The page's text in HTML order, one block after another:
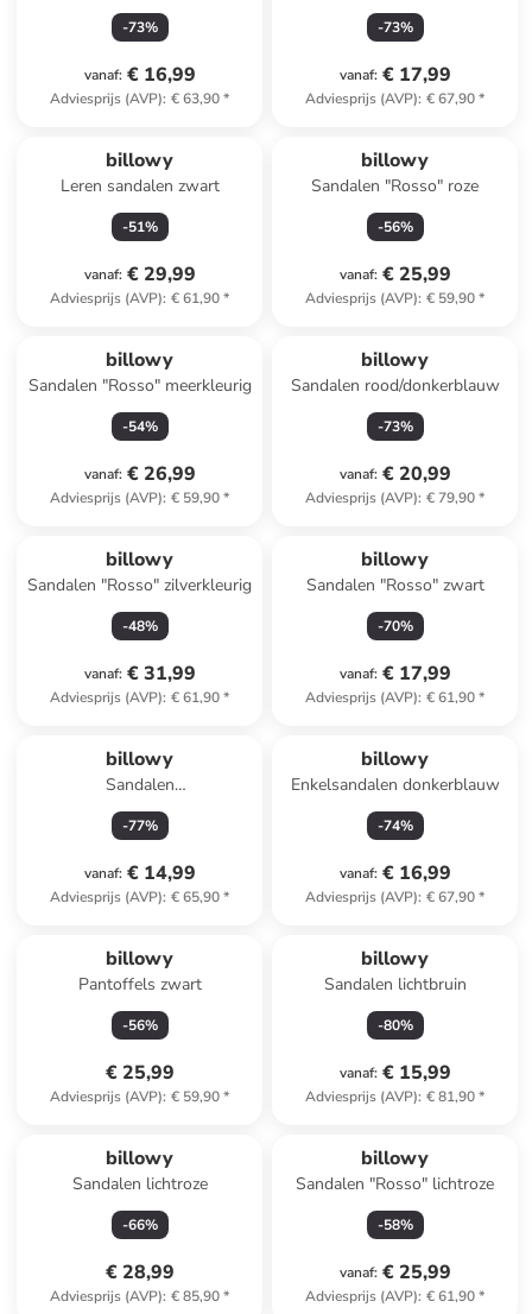
-73%
vanaf: € 16,99
Adviesprijs (AVP): € 63,90*
-73%
vanaf: € 17,99
Adviesprijs (AVP): € 67,90*
billowy
Leren sandalen zwart
-51%
vanaf: € 29,99
Adviesprijs (AVP): € 61,90*
billowy
Sandalen "Rosso" roze
-56%
vanaf: € 25,99
Adviesprijs (AVP): € 59,90*
billowy
Sandalen "Rosso" meerkleurig
-54%
vanaf: € 26,99
Adviesprijs (AVP): € 59,90*
billowy
Sandalen rood/donkerblauw
-73%
vanaf: € 20,99
Adviesprijs (AVP): € 79,90*
billowy
Sandalen "Rosso" zilverkleurig
-48%
vanaf: € 31,99
Adviesprijs (AVP): € 61,90*
billowy
Sandalen "Rosso" zwart
-70%
vanaf: € 17,99
Adviesprijs (AVP): € 61,90*
billowy
Sandalen
zilverkleurig/meerkleurig
-77%
vanaf: € 14,99
Adviesprijs (AVP): € 65,90*
billowy
Enkelsandalen donkerblauw
-74%
vanaf: € 16,99
Adviesprijs (AVP): € 67,90*
billowy
Pantoffels zwart
-56%
€ 25,99
Adviesprijs (AVP): € 59,90*
billowy
Sandalen lichtbruin
-80%
vanaf: € 15,99
Adviesprijs (AVP): € 81,90*
billowy
Sandalen lichtroze
-66%
€ 28,99
Adviesprijs (AVP): € 85,90*
billowy
Sandalen "Rosso" lichtroze
-58%
vanaf: € 25,99
Adviesprijs (AVP): € 61,90*